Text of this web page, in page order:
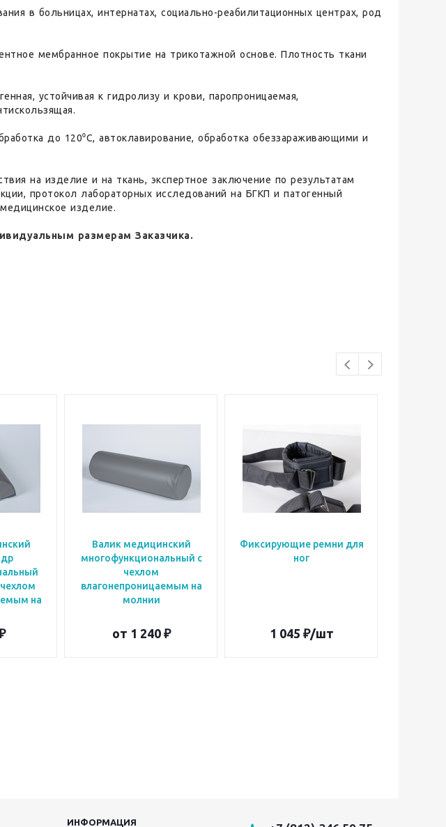
в больницах, интернатах, социально-реабилитационных центрах, род
мембранное покрытие на трикотажной основе. Плотность ткани
устойчивая к гидролизу и крови, паропроницаемая,
до 120⁰С, автоклавирование, обработка обеззараживающими и
на изделие и на ткань, экспертное заключение по результатам
протокол лабораторных исследований на БГКП и патогенный
изделие.
размерам Заказчика.
на
Валик медицинский
многофункциональный с
чехлом
влагонепроницаемым на
молнии
от 1 240 ₽
Фиксирующие ремни для
ног
1 045 ₽/шт
ИНФОРМАЦИЯ